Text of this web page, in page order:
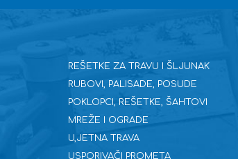
REŠETKE ZA TRAVU I ŠLJUNAK
RUBOVI, PALISADE, POSUDE
POKLOPCI, REŠETKE, ŠAHTOVI
MREŽE I OGRADE
U,JETNA TRAVA
USPORIVAČI PROMETA